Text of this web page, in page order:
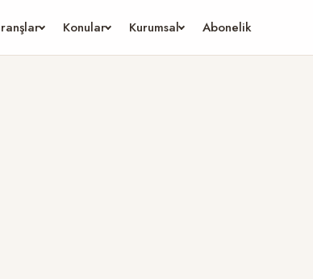
Konular Kurumsal Abonelik